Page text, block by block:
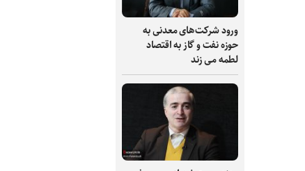
ورود شرکت‌های معدنی به
حوزه نفت و گاز به اقتصاد
لطمه می زند